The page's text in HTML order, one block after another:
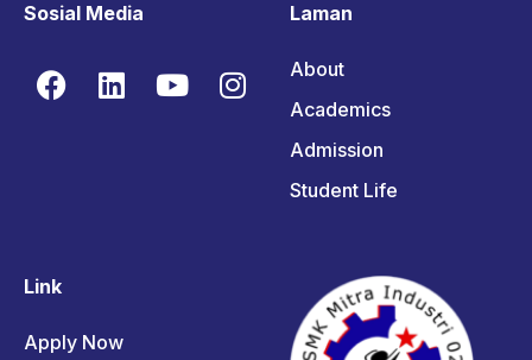
Sosial Media Laman
About
Academics
Admission
Student Life
Link
Apply Now